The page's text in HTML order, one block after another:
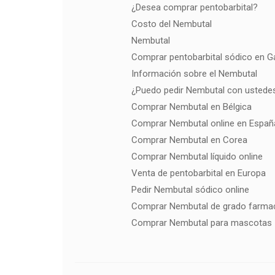
¿Desea comprar pentobarbital?
Costo del Nembutal
Nembutal
Comprar pentobarbital sódico en
Información sobre el Nembutal
¿Puedo pedir Nembutal con
Comprar Nembutal en Bélgica
Comprar Nembutal online en
Comprar Nembutal en Corea
Comprar Nembutal líquido online
Venta de pentobarbital en Europa
Pedir Nembutal sódico online
Comprar Nembutal de grado
Comprar Nembutal para mascotas